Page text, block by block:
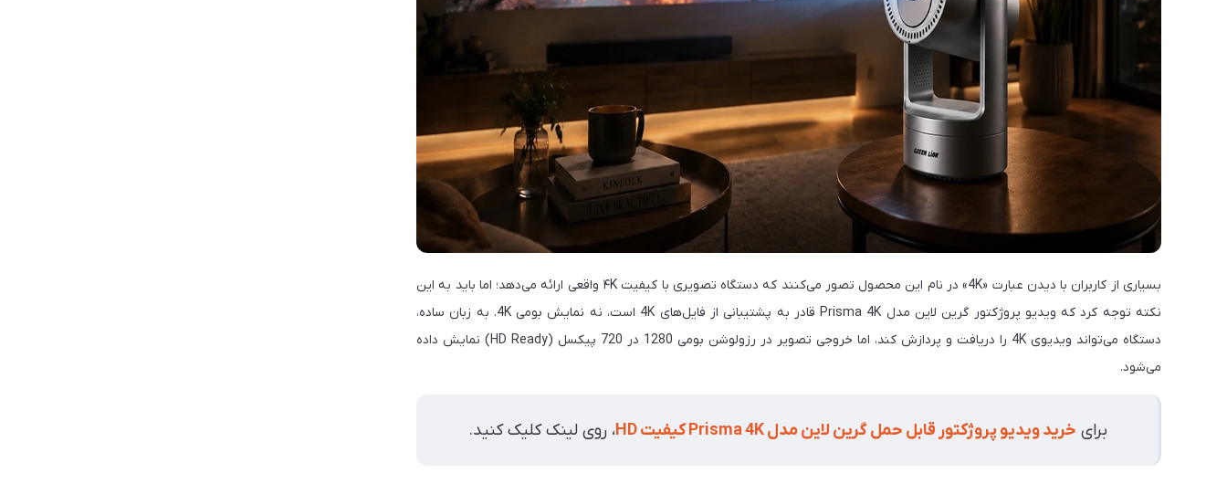
بسیاری از کاربران با دیدن عبارت «4K» در نام این محصول تصور می‌کنند که دستگاه تصویری با کیفیت ۴K واقعی ارائه می‌دهد؛ اما باید به این
نکته توجه کرد که ویدیو پروژکتور گرین لاین مدل Prisma 4K قادر به پشتیبانی از فایل‌های 4K است، نه نمایش بومی 4K. به زبان ساده،
دستگاه می‌تواند ویدیوی 4K را دریافت و پردازش کند، اما خروجی تصویر در رزولوشن بومی 1280 در 720 پیکسل (HD Ready) نمایش داده
می‌شود.
برای خرید ویدیو پروژکتور قابل حمل گرین لاین مدل Prisma 4K کیفیت HD ، روی لینک کلیک کنید.